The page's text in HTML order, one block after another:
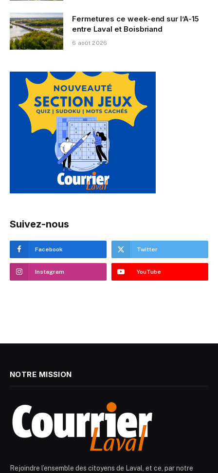
Fermetures ce week-end sur l’A-15
entre Laval et Boisbriand
6 août 2026
Suivez-nous
Facebook Twitter
Instagram YouTube
NOTRE MISSION
Rejoindre l’ensemble des citoyens de Laval, et ce, par notre